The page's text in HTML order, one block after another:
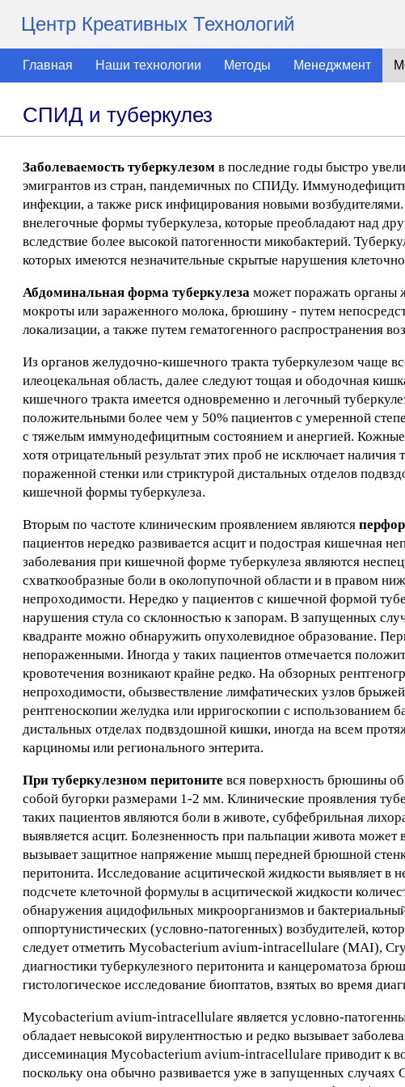
Центр Креативных Технологий
Главная Наши технологии Методы Менеджмент
СПИД и туберкулез
Заболеваемость туберкулезом в последние годы быстро
эмигрантов из стран, пандемичных по СПИДу.
инфекции, а также риск инфицирования новыми
внелегочные формы туберкулеза, которые преобладают над
вследствие более высокой патогенности микобактерий.
которых имеются незначительные скрытые нарушения
Абдоминальная форма туберкулеза может поражать органы
мокроты или зараженного молока, брюшину - путем
локализации, а также путем гематогенного распространения
Из органов желудочно-кишечного тракта туберкулезом чаще
илеоцекальная область, далее следуют тощая и ободочная
кишечного тракта имеется одновременно и легочный
положительными более чем у 50% пациентов с умеренной
с тяжелым иммунодефицитным состоянием и анергией.
хотя отрицательный результат этих проб не исключает
пораженной стенки или стриктурой дистальных отделов
кишечной формы туберкулеза.
Вторым по частоте клиническим проявлением являются
пациентов нередко развивается асцит и подострая кишечная
заболевания при кишечной форме туберкулеза являются
схваткообразные боли в околопупочной области и в правом
непроходимости. Нередко у пациентов с кишечной формой
нарушения стула со склонностью к запорам. В запущенных
квадранте можно обнаружить опухолевидное образование.
непораженными. Иногда у таких пациентов отмечается
кровотечения возникают крайне редко. На обзорных
непроходимости, обызвествление лимфатических узлов
рентгеноскопии желудка или ирригоскопии с использованием
дистальных отделах подвздошной кишки, иногда на всем
карциномы или регионального энтерита.
При туберкулезном перитоните вся поверхность брюшины
собой бугорки размерами 1-2 мм. Клинические проявления
таких пациентов являются боли в животе, субфебрильная
выявляется асцит. Болезненность при пальпации живота
вызывает защитное напряжение мышц передней брюшной
перитонита. Исследование асцитической жидкости выявляет
подсчете клеточной формулы в асцитической жидкости
обнаружения ацидофильных микроорганизмов и
оппортунистических (условно-патогенных) возбудителей,
следует отметить Mycobacterium avium-intracellulare (MAI),
диагностики туберкулезного перитонита и канцероматоза
гистологическое исследование биоптатов, взятых во время
Mycobacterium avium-intracellulare является условно-
обладает невысокой вирулентностью и редко вызывает
диссеминация Mycobacterium avium-intracellulare приводит к
поскольку она обычно развивается уже в запущенных